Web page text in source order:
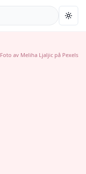
Foto av Meliha Ljaljic på Pexels